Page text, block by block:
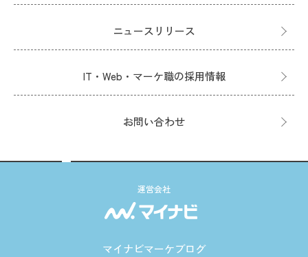
ニュースリリース
IT・Web・マーケ職の採用情報
お問い合わせ
運営会社
マイナビマーケブログ